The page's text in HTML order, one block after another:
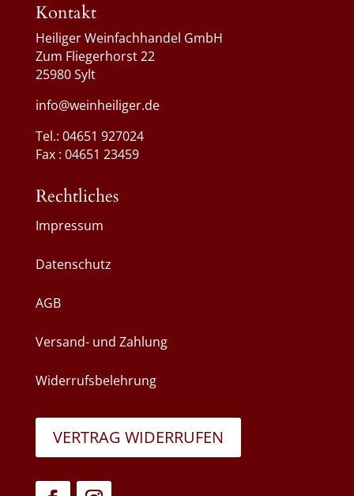
Kontakt
Heiliger Weinfachhandel GmbH
Zum Fliegerhorst 22
25980 Sylt
info@weinheiliger.de
Tel.: 04651 927024
Fax : 04651 23459
Rechtliches
Impressum
Datenschutz
AGB
Versand- und Zahlung
Widerrufsbelehrung
VERTRAG WIDERRUFEN